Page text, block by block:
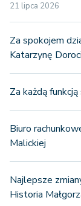
21 lipca 2026
Za spokojem
Katarzynę
Za każdą
Biuro
Malickiej
Najlepsze
Historia